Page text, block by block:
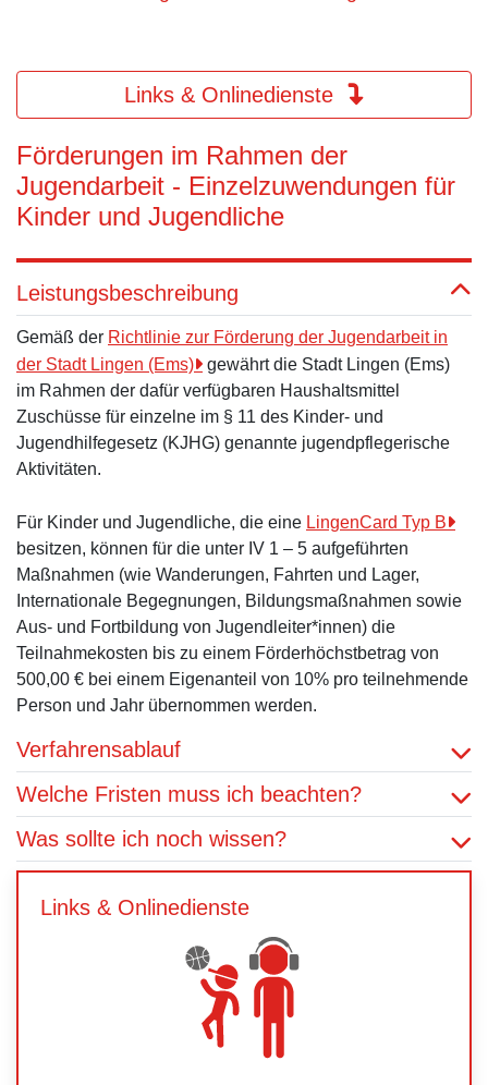
Links & Onlinedienste
Förderungen im Rahmen der
Jugendarbeit - Einzelzuwendungen für
Kinder und Jugendliche
Leistungsbeschreibung
Gemäß der Richtlinie zur Förderung der Jugendarbeit in
der Stadt Lingen (Ems)
gewährt die Stadt Lingen (Ems)
im Rahmen der dafür verfügbaren Haushaltsmittel
Zuschüsse für einzelne im § 11 des Kinder- und
Jugendhilfegesetz (KJHG) genannte jugendpflegerische
Aktivitäten.
Für Kinder und Jugendliche, die eine LingenCard Typ B
besitzen, können für die unter IV 1 – 5 aufgeführten
Maßnahmen (wie Wanderungen, Fahrten und Lager,
Internationale Begegnungen, Bildungsmaßnahmen sowie
Aus- und Fortbildung von Jugendleiter*innen) die
Teilnahmekosten bis zu einem Förderhöchstbetrag von
500,00 € bei einem Eigenanteil von 10% pro teilnehmende
Person und Jahr übernommen werden.
Verfahrensablauf
Welche Fristen muss ich beachten?
Was sollte ich noch wissen?
Links & Onlinedienste